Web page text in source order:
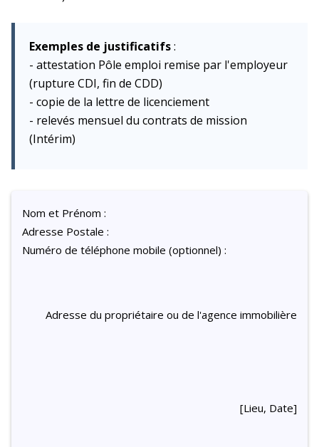
Exemples de justificatifs:
- attestation Pôle emploi remise par l'employeur
(rupture CDI, fin de CDD)
- copie de la lettre de licenciement
- relevés mensuel du contrats de mission
(Intérim)
Nom et Prénom :
Adresse Postale :
Numéro de téléphone mobile (optionnel) :
Adresse du propriétaire ou de l'agence immobilière
[Lieu, Date]